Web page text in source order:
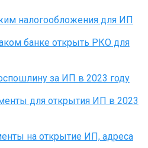
налогообложения для ИП
банке открыть РКО для
за ИП в 2023 году
для открытия ИП в 2023
на открытие ИП, адреса